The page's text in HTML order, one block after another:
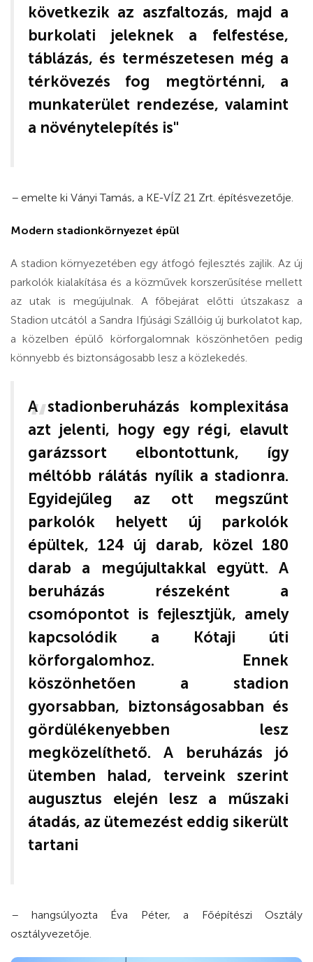
következik az aszfaltozás, majd a
burkolati jeleknek a felfestése,
táblázás, és természetesen még a
térkövezés fog megtörténni, a
munkaterület rendezése, valamint
a növénytelepítés is"
– emelte ki Ványi Tamás, a KE-VÍZ 21 Zrt. építésvezetője.
Modern stadionkörnyezet épül
A stadion környezetében egy átfogó fejlesztés zajlik. Az új
parkolók kialakítása és a közművek korszerűsítése mellett
az utak is megújulnak. A főbejárat előtti útszakasz a
Stadion utcától a Sandra Ifjúsági Szállóig új burkolatot kap,
a közelben épülő körforgalomnak köszönhetően pedig
könnyebb és biztonságosabb lesz a közlekedés.
A stadionberuházás komplexitása
azt jelenti, hogy egy régi, elavult
garázssort elbontottunk, így
méltóbb rálátás nyílik a stadionra.
Egyidejűleg az ott megszűnt
parkolók helyett új parkolók
épültek, 124 új darab, közel 180
darab a megújultakkal együtt. A
beruházás részeként a
csomópontot is fejlesztjük, amely
kapcsolódik a Kótaji úti
körforgalomhoz. Ennek
köszönhetően a stadion
gyorsabban, biztonságosabban és
gördülékenyebben lesz
megközelíthető. A beruházás jó
ütemben halad, terveink szerint
augusztus elején lesz a műszaki
átadás, az ütemezést eddig sikerült
tartani
– hangsúlyozta Éva Péter, a Főépítészi Osztály
osztályvezetője.